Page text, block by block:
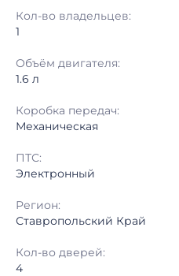
Кол-во ставок:
Кол-во владельцев:
1
Объём двигателя:
1.6 л
Коробка передач:
Механическая
ПТС:
Электронный
Регион:
Ставропольский Край
Кол-во дверей:
4